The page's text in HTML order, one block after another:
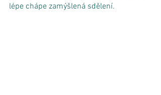
lépe chápe zamýšlená sdělení.